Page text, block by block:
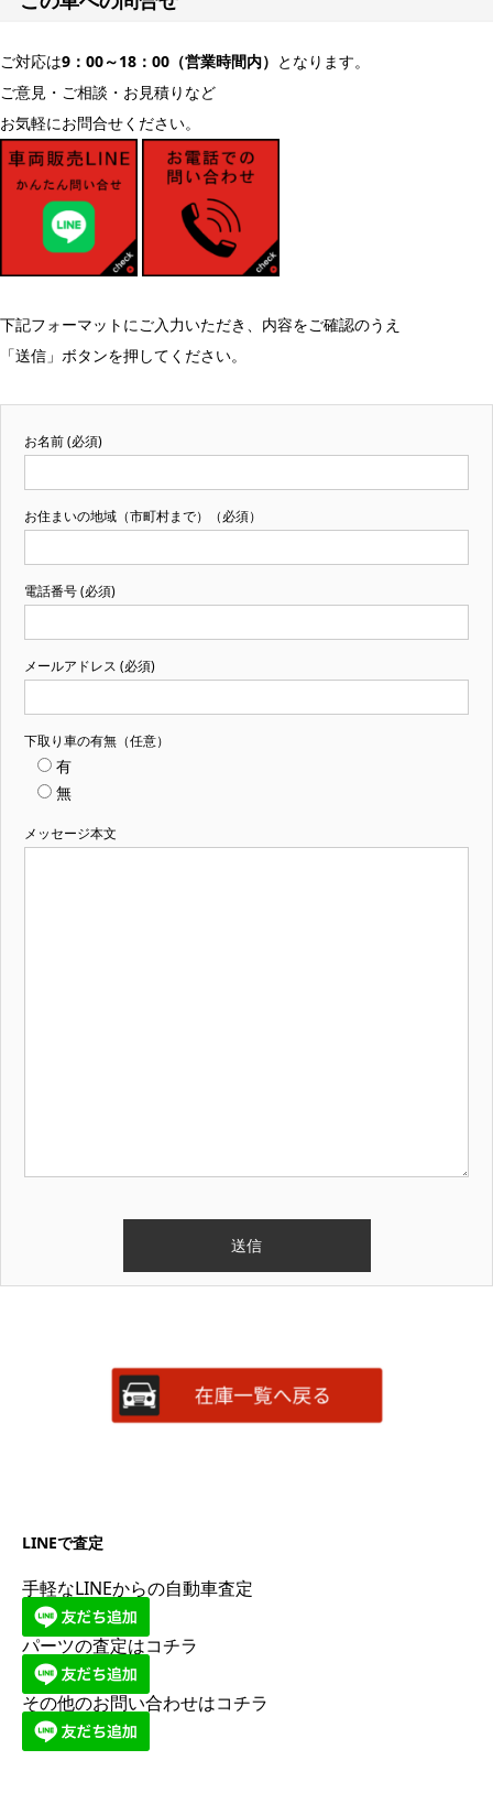
ご対応は9：00～18：00（営業時間内） となります。
ご意見・ご相談・お見積りなど
お気軽にお問合せください。
下記フォーマットにご入力いただき、内容をご確認のうえ
「送信」ボタンを押してください。
お名前 (必須)
お住まいの地域（市町村まで）（必須）
電話番号 (必須)
メールアドレス (必須)
下取り車の有無（任意）
有
無
メッセージ本文
LINEで査定
手軽なLINEからの自動車査定
パーツの査定はコチラ
その他のお問い合わせはコチラ